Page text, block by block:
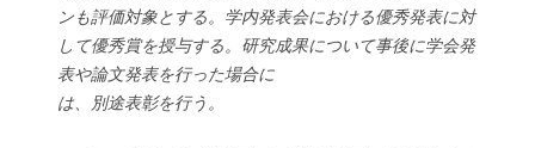
ンも評価対象とする。学内発表会における優秀発表に対
して優秀賞を授与する。研究成果について事後に学会発
表や論文発表を行った場合に
は、別途表彰を行う。